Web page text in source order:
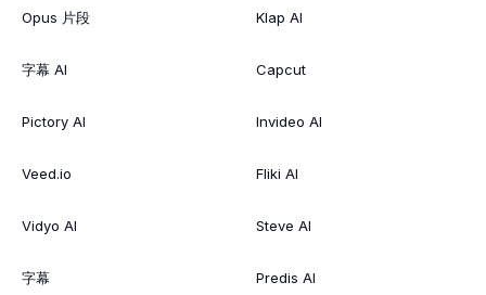
Opus 片段
字幕 AI
Pictory AI
Veed.io
Vidyo AI
字幕
Klap AI
Capcut
Invideo AI
Fliki AI
Steve AI
Predis AI